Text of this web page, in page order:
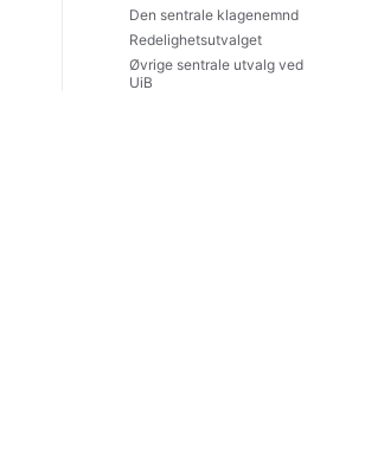
Den sentrale klagenemnd
Redelighetsutvalget
Øvrige sentrale utvalg ved
UiB